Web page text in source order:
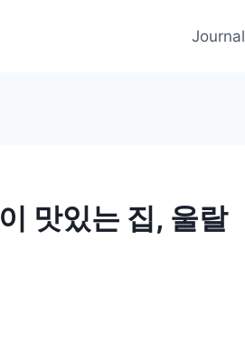
Journal
맛있는 집, 울랄